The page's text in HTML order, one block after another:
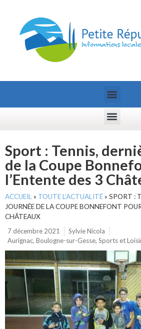
Sport : Tennis,
de la Coupe
l’Entente des 3
ACCUEIL » TOUTE L’ACTUALITÉ» SPORT :
JOURNÉE DE LA COUPE BONNEFONT
CHÂTEAUX
7 décembre 2021
Sylvie Nicola
Aurignac, Boulogne-sur-Gesse, Sports et